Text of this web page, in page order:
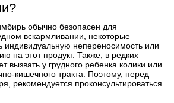
обычно безопасен для
вскармливании, некоторые
непереносимость или
на этот продукт. Также, в редких
вызвать у грудного ребенка колики или
кишечного тракта. Поэтому, перед
рекомендуется проконсультироваться